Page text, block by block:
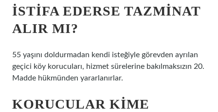
ISTIFA EDERSE TAZMINAT
ALIR MI?
55 yaşını doldurmadan kendi isteğiyle görevden ayrılan
geçici köy korucuları, hizmet sürelerine bakılmaksızın 20.
Madde hükmünden yararlanırlar.
KORUCULAR KIME